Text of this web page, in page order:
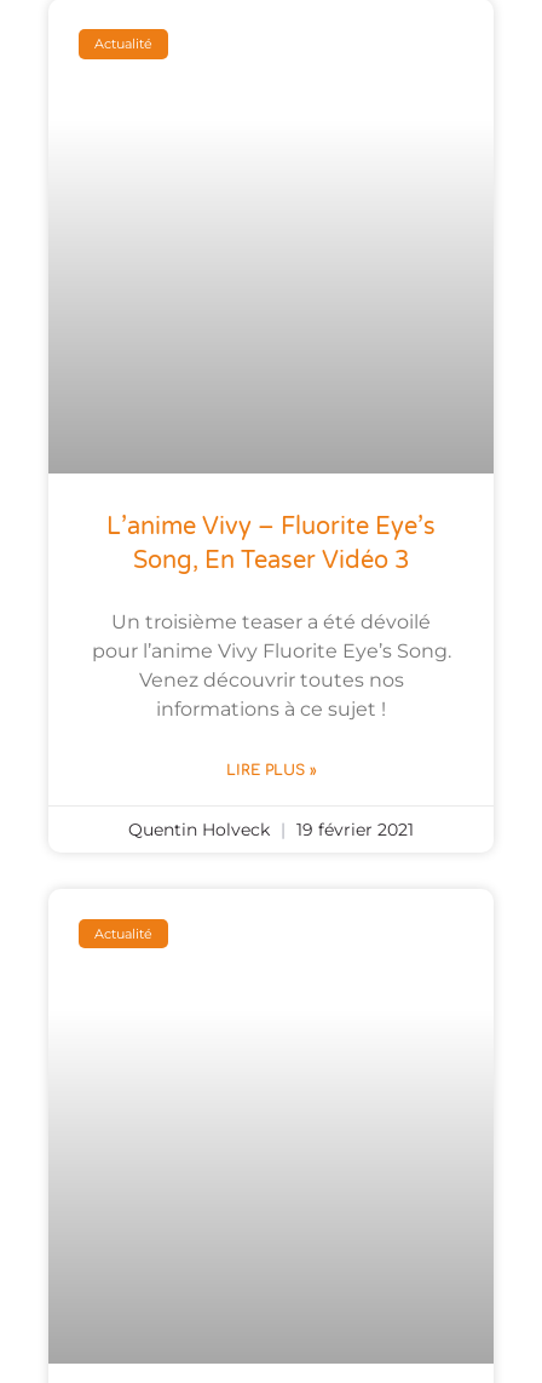
Actualité
L’anime Vivy – Fluorite Eye’s
Song, En Teaser Vidéo 3
Un troisième teaser a été dévoilé
pour l’anime Vivy Fluorite Eye’s Song.
Venez découvrir toutes nos
informations à ce sujet !
LIRE PLUS »
Quentin Holveck 19 février 2021
Actualité